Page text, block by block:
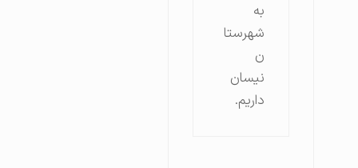
شهرستا
نیسان
داریم.